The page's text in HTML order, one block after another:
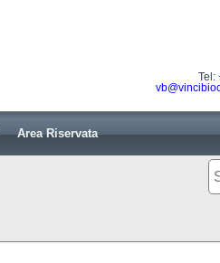
Tel:
Area Riservata